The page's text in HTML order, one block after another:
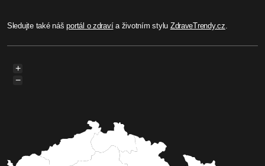
Sledujte také nášportál o zdravía životním stylu ZdraveTrendy.cz
+
−